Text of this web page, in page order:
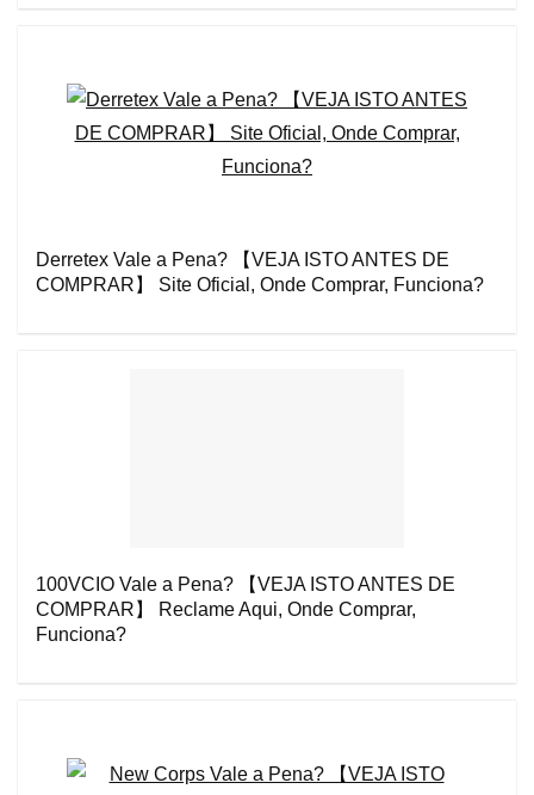
Derretex Vale a Pena? 【VEJA ISTO ANTES DE
COMPRAR】 Site Oficial, Onde Comprar, Funciona?
100VCIO Vale a Pena? 【VEJA ISTO ANTES DE
COMPRAR】 Reclame Aqui, Onde Comprar,
Funciona?